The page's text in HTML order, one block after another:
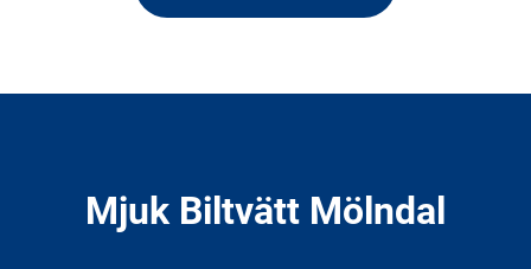
Mjuk Biltvätt Mölndal